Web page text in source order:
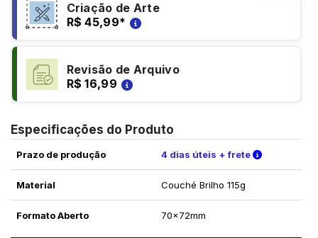
Criação de Arte
R$ 45,99*
Revisão de Arquivo
R$ 16,99
Especificações do Produto
Prazo de produção 4 dias úteis + frete Verifique
Material Couché Brilho 115g
Formato Aberto 70x72mm